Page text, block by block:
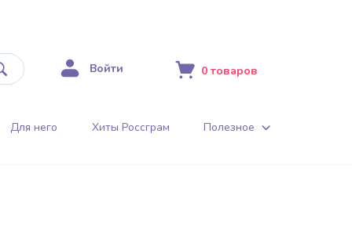
Войти 0 товаров
Для него Хиты Россграм Полезное